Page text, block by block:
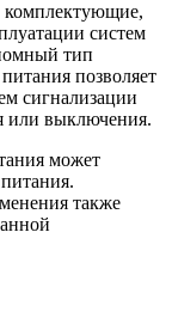
комплектующие,
систем
тип
позволяет
сигнализации
или выключения.
может
также